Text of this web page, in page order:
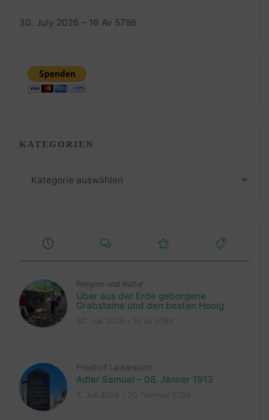
30. July 2026 – 16 Av 5786
KATEGORIEN
Religion und Kultur
Über aus der Erde geborgene
Grabsteine und den besten Honig
Friedhof Lackenbach
Adler Samuel – 08. Jänner 1913